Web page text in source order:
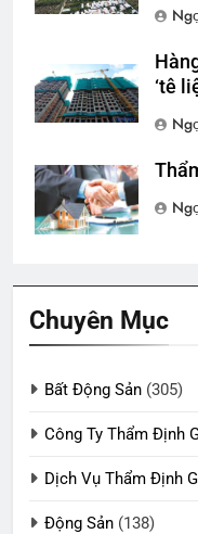
‘tê
Chuyên Mục
Bất Động Sản (305)
Công Ty Thẩm Định
Dịch Vụ Thẩm Định
Động Sản (138)